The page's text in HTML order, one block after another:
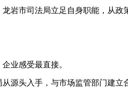
市司法局立足自身职能，从政
业感受最直接。
头入手，与市场监管部门建立